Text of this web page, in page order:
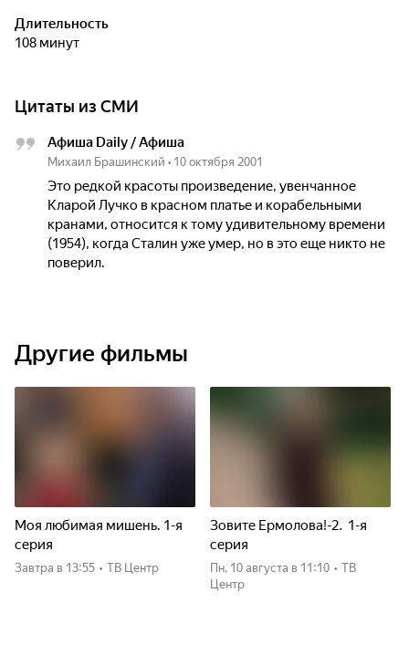
Длительность
108 минут
Цитаты из СМИ
Афиша Daily / Афиша
Михаил Брашинский • 10 октября 2001
Это редкой красоты произведение, увенчанное
Кларой Лучко в красном платье и корабельными
кранами, относится к тому удивительному времени
(1954), когда Сталин уже умер, но в это еще никто не
поверил.
Другие фильмы
Моя любимая мишень. 1-я
серия
Завтра в 13:55 • ТВ Центр
Зовите Ермолова!-2. 1-я
серия
пн, 10 августа в 11:10 • ТВ
Центр